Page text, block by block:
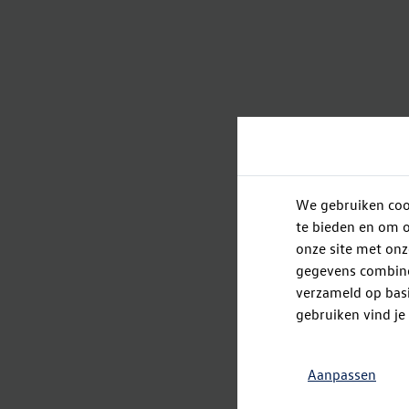
We gebruiken
te bieden en om
onze site met
gegevens
verzameld op
gebruiken vind je
Aanpassen